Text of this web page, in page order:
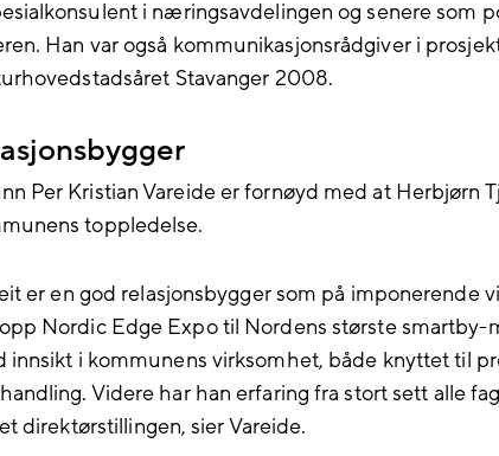
i næringsavdelingen og senere som
Han var også kommunikasjonsrådgiver i
Stavanger 2008.
Per Kristian Vareide er fornøyd med at Herbjørn
toppledelse.
er en god relasjonsbygger som på imponerende
Nordic Edge Expo til Nordens største smartby-
innsikt i kommunens virksomhet, både knyttet til
Videre har han erfaring fra stort sett alle
direktørstillingen, sier Vareide.